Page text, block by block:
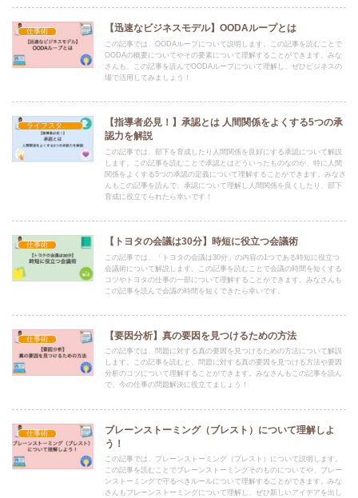
仕事術 【迅速なビジネスモデル】OODAループとは
この記事では、OODAループについて説明します。この記事を読むことで
OODAの概要についてやその要素について理解することができます。みな
さんも、この記事を読んでOODAループについて理解し、ぜひビジネスの
場で活用してみましょう！
【指導者必見！】承認とは 人間関係をよくする5つの承
認力を解説
この記事では、部下を育成したり人間関係を良好にする承認について解説
します。この記事を読むことで承認とはどういったものなのか、特に人間
関係をよくする5つの承認の定義について理解することができます。みなさ
んもこの記事を読んで、承認について理解し人間関係を良くしたり、部下
育成に役立てられたら幸いです！
仕事術 【トヨタの会議は30分】時短に役立つ会議術
この記事では、「トヨタの会議は30分」の内容の1つである時短に役立つ
会議術について解説します。この記事を読むことで会議の時間を短くする
コツやトヨタの仕事の一部について理解することができます。みなさんも
この記事を読んで会議の時間を短くできたら幸いです。
仕事術 【要因分析】真の要因を見つけるための方法
この記事では、問題に対する真の要因を見つけるための方法について解説
します。この記事を読むと、問題に対する真の要因を見つける方法や要因
分析のコツについて理解することができます。みなさんもこの記事を読ん
で、今の仕事の問題解決に役立てましょう！
仕事術
ブレーンストーミング（ブレスト）について理解しよ
う！
この記事では、ブレーンストーミング（ブレスト）について説明します。
この記事を読むことでブレーンストーミングそのものについてや、ブレー
ンストーミングで守るべきルールについて理解することができます。みな
さんもブレーンストーミングについて理解し、ぜひ新しいアイデアを出し